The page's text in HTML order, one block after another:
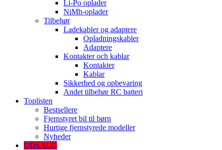
Li-Po oplader
NiMh-oplader
Tilbehør
Ladekabler og adaptere
Opladningskabler
Adaptere
Kontakter och kablar
Kontakter
Kablar
Sikkerhed og opbevaring
Andet tilbehør RC batteri
Toplisten
Bestsellere
Fjernstyret bil til børn
Hurtige fjernstyrede modeller
Nyheder
UDSALG